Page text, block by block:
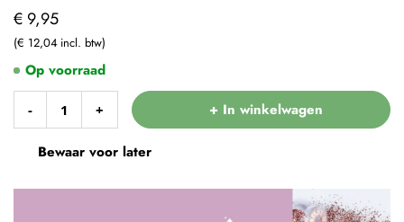
€ 9,95
€ 12,04
- + + In winkelwagen
Bewaar voor later
Op voorraad